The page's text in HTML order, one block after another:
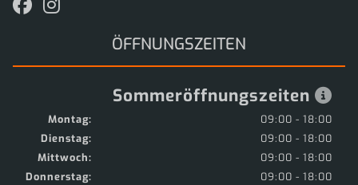
ÖFFNUNGSZEITEN
Sommeröffnungszeiten
Montag:
09:00 - 18:00
Dienstag:
09:00 - 18:00
Mittwoch:
09:00 - 18:00
Donnerstag:
09:00 - 18:00